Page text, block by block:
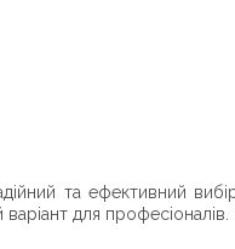
та ефективний
для професіоналів.